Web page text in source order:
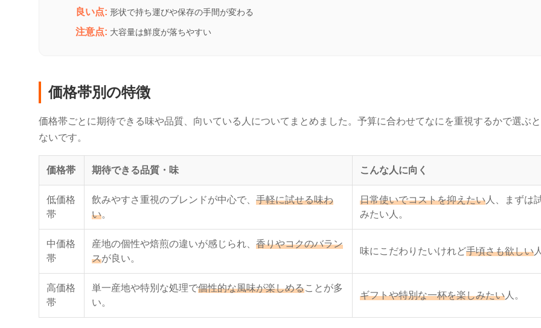
良い点: 形状で持ち運びや保存の手間が変わる
注意点: 大容量は鮮度が落ちやすい
価格帯別の特徴
価格帯ごとに期待できる味や品質、向いている人についてまとめました。予算に合わせてなにを重視するかで選ぶ
ないです。
価格帯 期待できる品質・味 こんな人に向く
低価格
帯
飲みやすさ重視のブレンドが中心で、 手軽に試せる味わ
い。
日常使いでコストを抑えたい 人、まずは
みたい人。
中価格
帯
産地の個性や焙煎の違いが感じられ、 香りやコクのバラン
スが良い。
味にこだわりたいけれど手頃さも欲しい
高価格
帯
単一産地や特別な処理で個性的な風味が楽しめることが多
い。
ギフトや特別な一杯を楽しみたい 人。